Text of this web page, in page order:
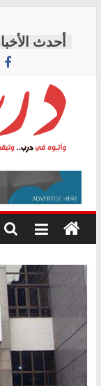
content
درب
وأتوه
درب..
وتبقى
هي